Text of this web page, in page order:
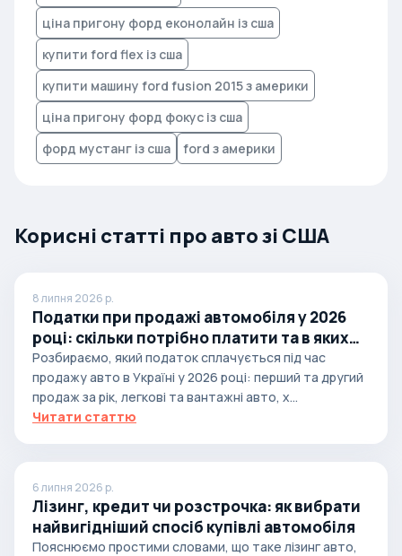
ціна пригону форд еконолайн із сша
купити ford flex із сша
купити машину ford fusion 2015 з америки
ціна пригону форд фокус із сша
форд мустанг із сша
ford з америки
Корисні статті про авто зі США
8 липня 2026 р.
Податки при продажі автомобіля у 2026
році: скільки потрібно платити та в яких
випадках
Розбираємо, який податок сплачується під час
продажу авто в Україні у 2026 році: перший та другий
продаж за рік, легкові та вантажні авто, х...
Читати статтю
6 липня 2026 р.
Лізинг, кредит чи розстрочка: як вибрати
найвигідніший спосіб купівлі автомобіля
Пояснюємо простими словами, що таке лізинг авто,